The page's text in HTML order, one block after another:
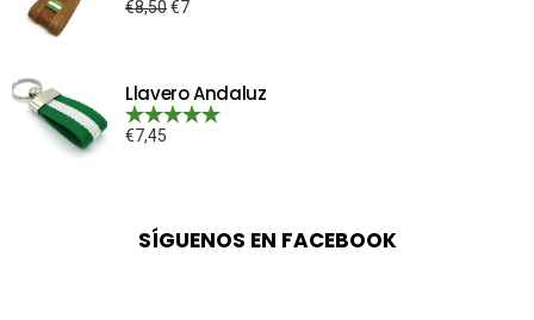
€8,50El
€8,50.
€7El
€7.
Llavero Andaluz
Valorado con
€7,45
SÍGUENOS EN FACEBOOK